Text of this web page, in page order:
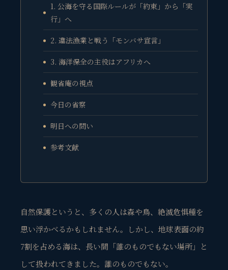
1. 公海を守る国際ルールが「約束」から「実
行」へ
2. 違法漁業と戦う「モンバサ宣言」
3. 海洋保全の主役はアフリカへ
観省庵の視点
今日の省察
明日への問い
参考文献
自然保護というと、多くの人は森や鳥、絶滅危惧種を
思い浮かべるかもしれません。しかし、地球表面の約
7割を占める海は、長い間「誰のものでもない場所」と
して扱われてきました。誰のものでもない。